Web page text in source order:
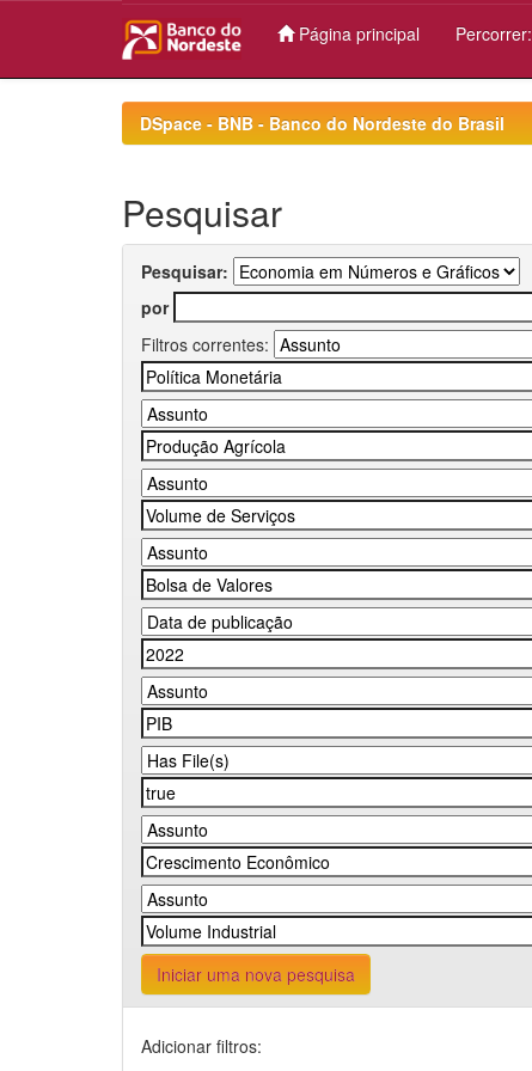
Página principal Percorrer:
DSpace - BNB - Banco do Nordeste do Brasil
Pesquisar
Pesquisar:
por
Filtros correntes:
Iniciar uma nova pesquisa
Adicionar filtros: